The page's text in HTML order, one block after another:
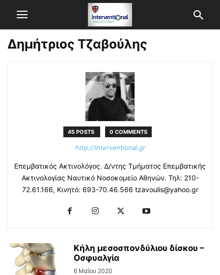
Δημήτριος Τζαβούλης
45 POSTS 0 COMMENTS
http://interventional.gr
Επεμβατικός Ακτινολόγος. Δ/ντης Τμήματος Επεμβατικής
Ακτινολογίας Ναυτικό Νοσοκομείο Αθηνών. Τηλ: 210-
72.61.166, Κινητό: 693-70.46.566 tzavoulis@yahoo.gr
Κήλη μεσοσπονδύλιου δίσκου –
Οσφυαλγία
6 Μαΐου 2020